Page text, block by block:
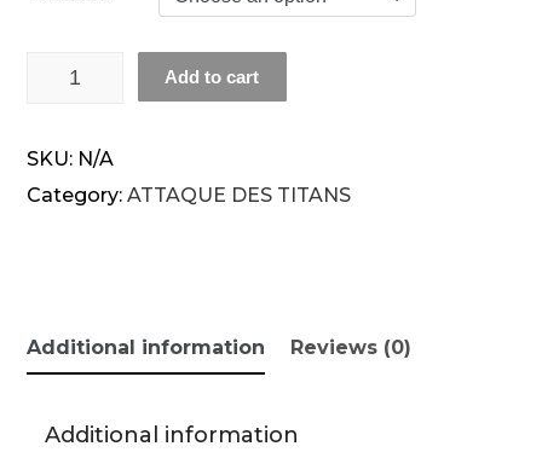
SWEAT ROSE - SNK - Attaque des Titans quantity
Add to cart
SKU: N/A
Category:ATTAQUE DES TITANS
Additional information Reviews (0)
Additional information